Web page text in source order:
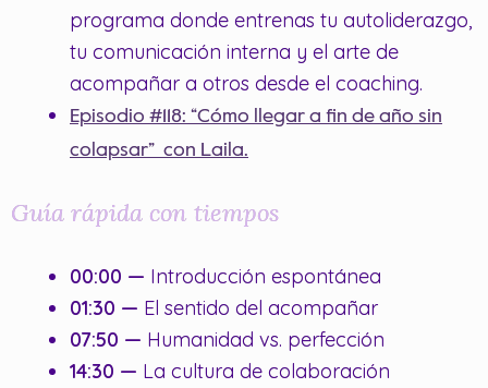
programa donde entrenas tu autoliderazgo,
tu comunicación interna y el arte de
acompañar a otros desde el coaching.
Episodio #118: “Cómo llegar a fin de año sin
colapsar” con Laila.
Guía rápida con tiempos
00:00 — Introducción espontánea
01:30 — El sentido del acompañar
07:50 — Humanidad vs. perfección
14:30 — La cultura de colaboración